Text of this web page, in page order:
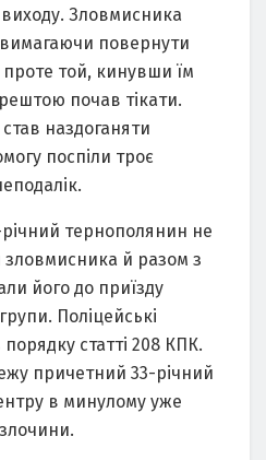
Зловмисника
повернути
той, кинувши їм
почав тікати.
наздоганяти
поспіли троє
річний тернополянин не
й разом з
його до приїзду
Поліцейські
статті 208 КПК.
причетний 33-річний
в минулому уже